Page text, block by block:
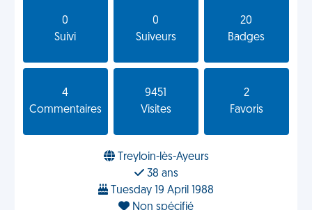
0
Suivi
0
Suiveurs
20
Badges
4
Commentaires
9451
Visites
2
Favoris
Treyloin-lès-Ayeurs
38 ans
Tuesday 19 April 1988
Non spécifié